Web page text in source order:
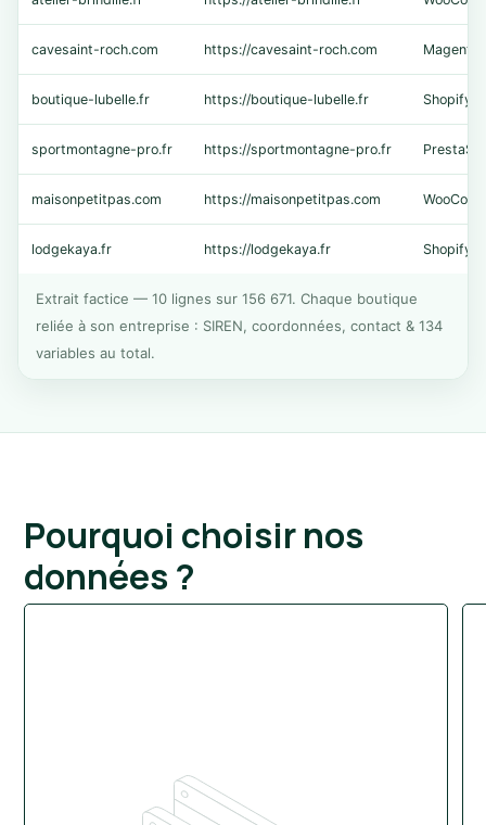
cavesaint-roch.com https://cavesaint-roch.com Magento
boutique-lubelle.fr https://boutique-lubelle.fr Shopify
sportmontagne-pro.fr https://sportmontagne-pro.fr
maisonpetitpas.com https://maisonpetitpas.com
lodgekaya.fr https://lodgekaya.fr Shopify
Extrait factice — 10 lignes sur 156 671. Chaque boutique
reliée à son entreprise : SIREN, coordonnées, contact & 134
variables au total.
Pourquoi choisir nos
données ?